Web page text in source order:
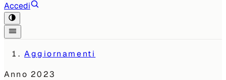
Accedi
Aggiornamenti
Anno2023